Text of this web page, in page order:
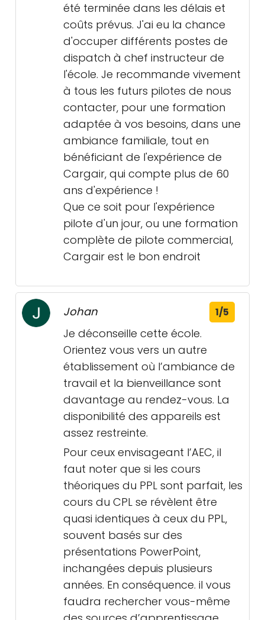
été terminée dans les délais et
coûts prévus. J'ai eu la chance
d'occuper différents postes de
dispatch à chef instructeur de
l'école. Je recommande vivement
à tous les futurs pilotes de nous
contacter, pour une formation
adaptée à vos besoins, dans une
ambiance familiale, tout en
bénéficiant de l'expérience de
Cargair, qui compte plus de 60
ans d'expérience !
Que ce soit pour l'expérience
pilote d'un jour, ou une formation
complète de pilote commercial,
Cargair est le bon endroit
Johan 1/5
Je déconseille cette école.
Orientez vous vers un autre
établissement où l’ambiance de
travail et la bienveillance sont
davantage au rendez-vous. La
disponibilité des appareils est
assez restreinte.
Pour ceux envisageant l’AEC, il
faut noter que si les cours
théoriques du PPL sont parfait, les
cours du CPL se révèlent être
quasi identiques à ceux du PPL,
souvent basés sur des
présentations PowerPoint,
inchangées depuis plusieurs
années. En conséquence. il vous
faudra rechercher vous-même